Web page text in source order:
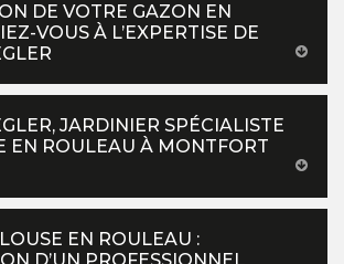
DE VOTRE GAZON EN
VOUS À L’EXPERTISE DE
JARDINIER SPÉCIALISTE
EN ROULEAU À MONTFORT
EN ROULEAU :